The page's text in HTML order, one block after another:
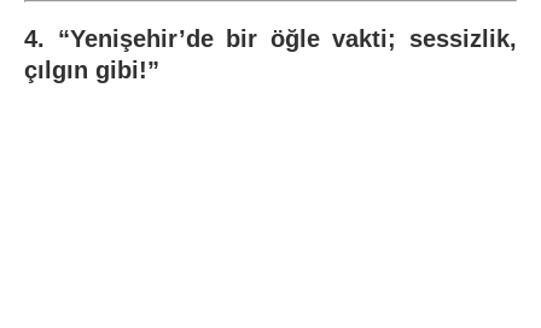
4. “Yenişehir’de bir öğle vakti; sessizlik,
çılgın gibi!”